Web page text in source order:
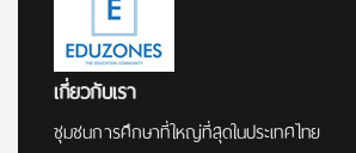
เกี่ยวกับเรา
ชุมชนการศึกษาที่ใหญ่ที่สุดในประเทศไทย